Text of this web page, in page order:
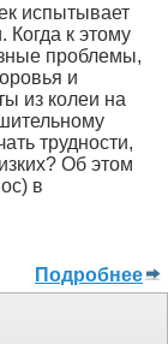
испытывает
Когда к этому
проблемы,
и
из колеи на
трудности,
Об этом
в
Подробнее